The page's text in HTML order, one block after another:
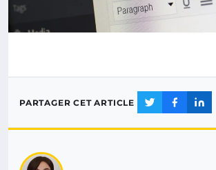
PARTAGER CET ARTICLE